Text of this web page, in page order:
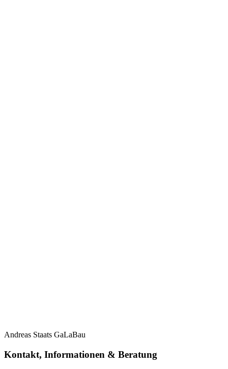
Andreas Staats GaLaBau
Kontakt, Informationen & Beratung